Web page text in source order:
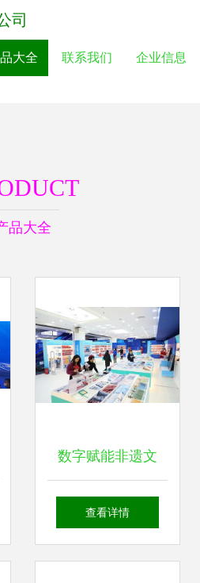
司
大全 联系我们 企业信息
品大全
数字赋能非遗文
创，商圈点亮新春
查看详情